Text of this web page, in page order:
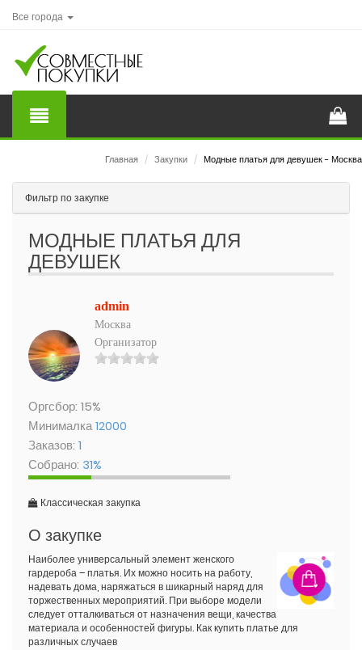
Все города
Главная / Закупки / Модные платья для девушек - Москва
Фильтр по закупке
МОДНЫЕ ПЛАТЬЯ ДЛЯ
ДЕВУШЕК
admin
Москва
Организатор
Оргсбор: 15%
Минималка12000
Заказов: 1
Собрано: 31%
Классическая закупка
О закупке
Наиболее универсальный элемент женского
гардероба – платья. Их можно носить на работу,
надевать дома, наряжаться в шикарный наряд для
торжественных мероприятий. При выборе модели
следует отталкиваться от назначения вещи, качества
материала и особенностей фигуры. Как купить платье для
различных случаев